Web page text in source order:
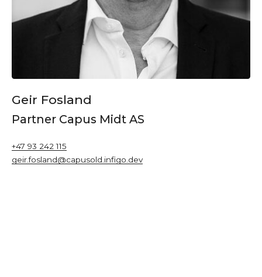
Geir Fosland
Partner Capus Midt AS
+47 93 242 115
geir.fosland@capusold.infigo.dev